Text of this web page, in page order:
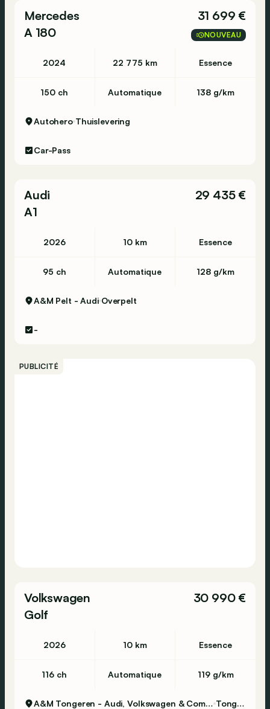
Mercedes
A 180
31 699 €
NOUVEAU
2024 22 775 km Essence
150 ch Automatique 138 g/km
Autohero Thuislevering
Car-Pass
Audi
A1
29 435 €
2026 10 km Essence
95 ch Automatique 128 g/km
A&M Pelt - Audi Overpelt
-
PUBLICITÉ
Volkswagen
Golf
30 990 €
2026 10 km Essence
116 ch Automatique 119 g/km
A&M Tongeren - Audi, Volkswagen & Commercial Vehicles Tongeren